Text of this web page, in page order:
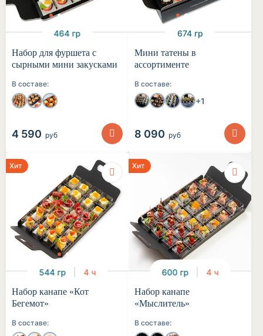
464 гр
Набор для фуршета с
сырными мини закусками
В составе:
4 590 руб
674 гр
Мини татены в
ассортименте
В составе:
+1
8 090 руб
Хит
544 гр
4 ч
Набор канапе «Кот
Бегемот»
В составе:
Хит
600 гр
4 ч
Набор канапе
«Мыслитель»
В составе: